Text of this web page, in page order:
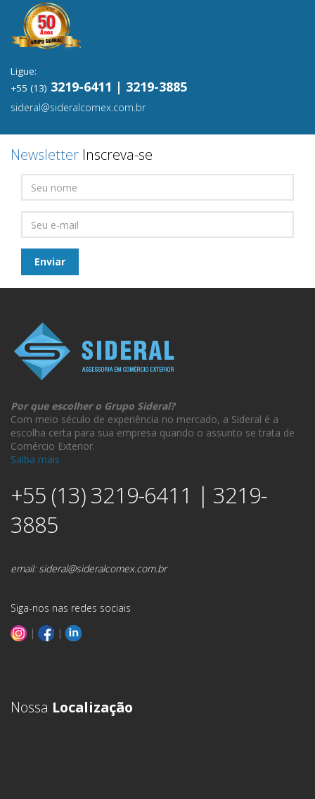
Ligue:
+55 (13) 3219-6411 | 3219-3885
sideral@sideralcomex.com.br
Newsletter Inscreva-se
Por que escolher o Grupo Sideral?
Com meio século de experiência no mercado, a Sideral é a
escolha certa para sua empresa quando o assunto se trata de
Comércio Exterior.
Saiba mais
+55 (13) 3219-6411 | 3219-
3885
email:sideral@sideralcomex.com.br
Siga-nos nas redes sociais
|
|
Nossa Localização